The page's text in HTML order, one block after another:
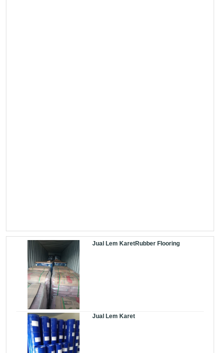
Jual Lem KaretRubber Flooring
Jual Lem Karet